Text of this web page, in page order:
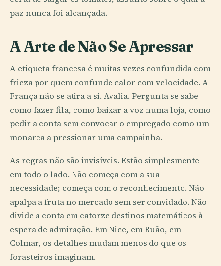
paz nunca foi alcançada.
A Arte de Não Se Apressar
A etiqueta francesa é muitas vezes confundida com
frieza por quem confunde calor com velocidade. A
França não se atira a si. Avalia. Pergunta se sabe
como fazer fila, como baixar a voz numa loja, como
pedir a conta sem convocar o empregado como um
monarca a pressionar uma campainha.
As regras não são invisíveis. Estão simplesmente
em todo o lado. Não começa com a sua
necessidade; começa com o reconhecimento. Não
apalpa a fruta no mercado sem ser convidado. Não
divide a conta em catorze destinos matemáticos à
espera de admiração. Em Nice, em Ruão, em
Colmar, os detalhes mudam menos do que os
forasteiros imaginam.